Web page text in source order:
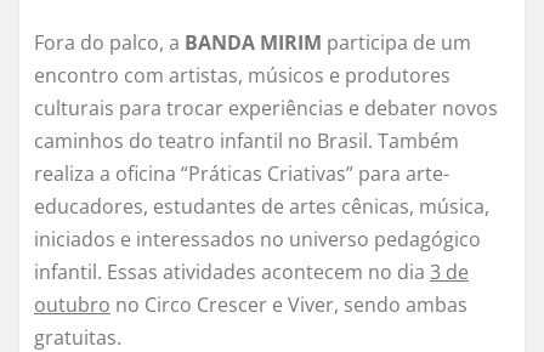
Fora do palco, a BANDA MIRIM participa de um
encontro com artistas, músicos e produtores
culturais para trocar experiências e debater novos
caminhos do teatro infantil no Brasil. Também
realiza a oficina “Práticas Criativas” para arte-
educadores, estudantes de artes cênicas, música,
iniciados e interessados no universo pedagógico
infantil. Essas atividades acontecem no dia 3 de
outubro no Circo Crescer e Viver, sendo ambas
gratuitas.